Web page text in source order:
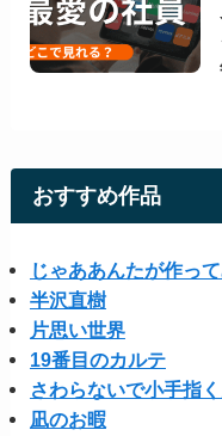
おすすめ作品
じゃああんたが作っ
半沢直樹
片思い世界
19番目のカルテ
さわらないで小手指
凪のお暇